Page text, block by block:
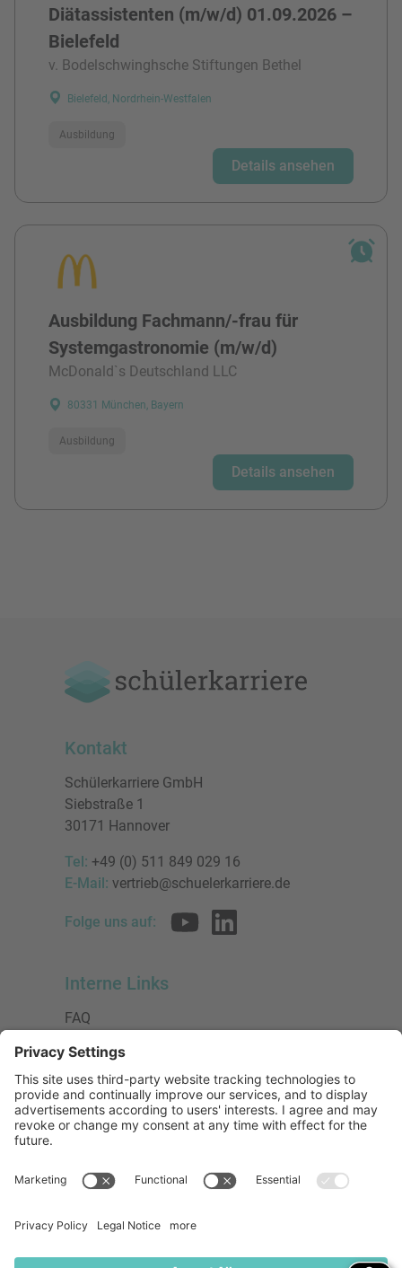
Diätassistenten (m/w/d) 01.09.2026 –
Bielefeld
v. Bodelschwinghsche Stiftungen Bethel
Bielefeld, Nordrhein-Westfalen
Ausbildung
Details ansehen
Ausbildung Fachmann/-frau für
Systemgastronomie (m/w/d)
McDonald`s Deutschland LLC
80331 München, Bayern
Ausbildung
Details ansehen
Kontakt
Schülerkarriere GmbH
Siebstraße 1
30171 Hannover
Tel: +49 (0) 511 849 029 16
E-Mail: vertrieb@schuelerkarriere.de
Folge uns auf:
Interne Links
FAQ
Datenschutzerklärung
Impressum
Presse
Urheberrecht
Mitglied bei:
Die Jungen Unternehmer